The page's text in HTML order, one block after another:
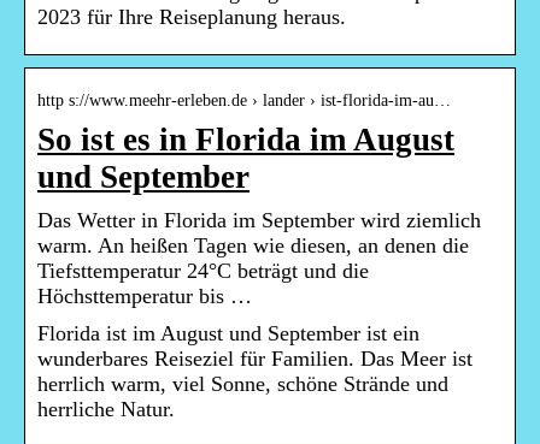
2023 für Ihre Reiseplanung heraus.
http s://www.meehr-erleben.de › lander › ist-florida-im-au…
So ist es in Florida im August
und September
Das Wetter in Florida im September wird ziemlich
warm. An heißen Tagen wie diesen, an denen die
Tiefsttemperatur 24°C beträgt und die
Höchsttemperatur bis …
Florida ist im August und September ist ein
wunderbares Reiseziel für Familien. Das Meer ist
herrlich warm, viel Sonne, schöne Strände und
herrliche Natur.